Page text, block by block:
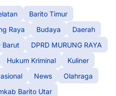
Barito Timur
Raya Budaya
Daerah
Barut
DPRD MURUNG RAYA
Hukum Kriminal
Kuliner
News
Olahraga
Barito Utar